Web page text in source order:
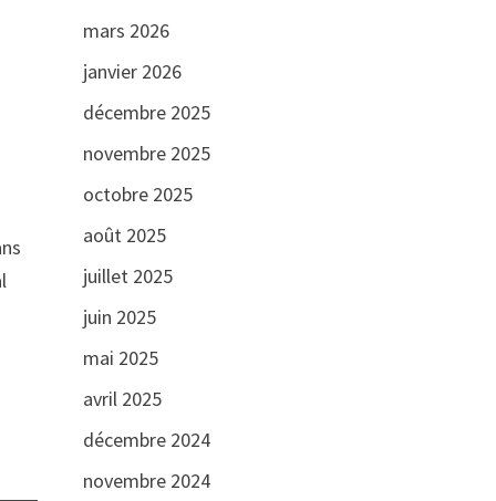
mars 2026
janvier 2026
décembre 2025
novembre 2025
octobre 2025
août 2025
juillet 2025
juin 2025
mai 2025
avril 2025
décembre 2024
novembre 2024